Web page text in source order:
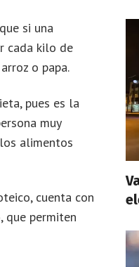
si una
cada kilo de
o papa.
pues es la
muy
alimentos
cuenta con
que permiten